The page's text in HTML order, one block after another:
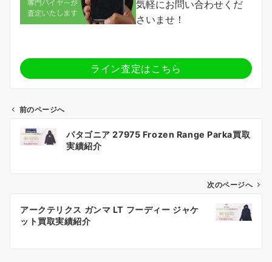
気軽にお問い合わせくだ
さいませ！
ライン査定はこちら
ビ
ン
前のページへ
パタゴニア 27975 Frozen Range Parka買取
実績紹介
次のページへ
アークテリクス ガンマ LT フーディー ジャケ
ット買取実績紹介